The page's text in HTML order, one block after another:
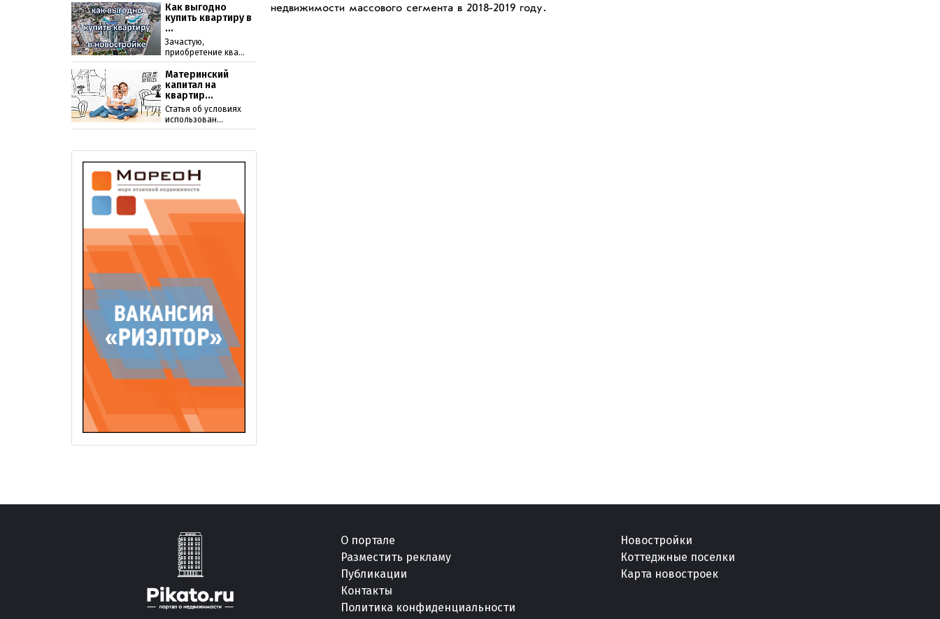
Как выгодно
купить квартиру в
...
Зачастую,
приобретение ква...
Материнский
капитал на
квартир...
Статья об условиях
использован...
недвижимости массового сегмента в 2018-2019 году.
О портале
Разместить рекламу
Публикации
Контакты
Политика конфиденциальности
Новостройки
Коттеджные поселки
Карта новостроек